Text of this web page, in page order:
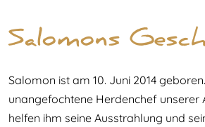
Salomons
Salomon ist am 10. Juni 2014
unangefochtene Herdenchef unserer
helfen ihm seine Ausstrahlung und